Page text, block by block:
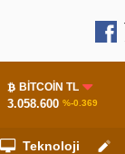
BITCOIN TL
3.058.600 %-0.369
Teknoloji